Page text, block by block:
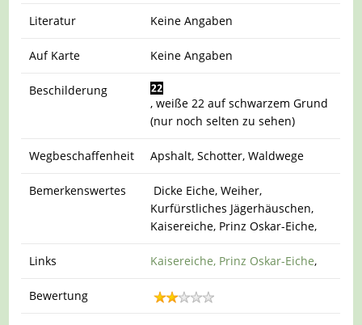
Literatur Keine Angaben
Auf Karte Keine Angaben
Beschilderung
, weiße 22 auf schwarzem Grund
(nur noch selten zu sehen)
Wegbeschaffenheit Apshalt, Schotter, Waldwege
Bemerkenswertes
Dicke Eiche, Weiher,
Kurfürstliches Jägerhäuschen,
Kaisereiche, Prinz Oskar-Eiche,
Links Kaisereiche, Prinz Oskar-Eiche,
Bewertung